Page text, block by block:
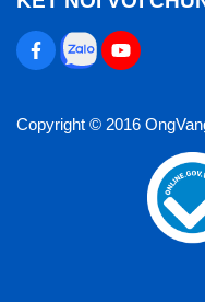
Copyright © 2016